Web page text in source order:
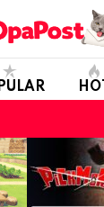
HOT